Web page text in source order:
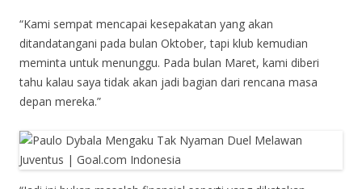
“Kami sempat mencapai kesepakatan yang akan
ditandatangani pada bulan Oktober, tapi klub kemudian
meminta untuk menunggu. Pada bulan Maret, kami diberi
tahu kalau saya tidak akan jadi bagian dari rencana masa
depan mereka.”